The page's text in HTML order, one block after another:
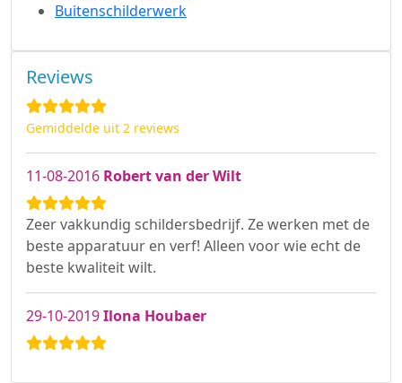
Buitenschilderwerk
Reviews
Gemiddelde uit 2 reviews
11-08-2016 Robert van der Wilt
Zeer vakkundig schildersbedrijf. Ze werken met de
beste apparatuur en verf! Alleen voor wie echt de
beste kwaliteit wilt.
29-10-2019Ilona Houbaer